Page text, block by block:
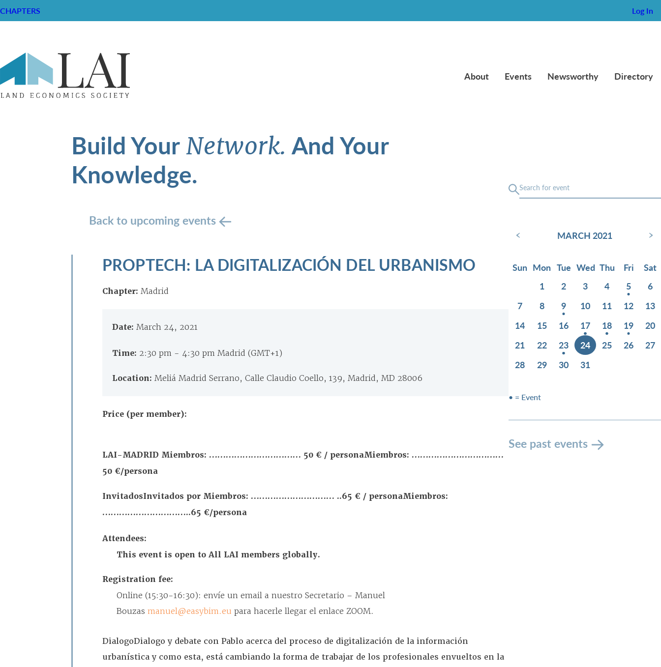
CHAPTERS Log In
About Events Newsworthy Directory
Build YourNetwork. And Your
Knowledge.
Back to upcoming events
PROPTECH: LA DIGITALIZACIÓN DEL URBANISMO
Chapter: Madrid
Date: March 24, 2021
Time: 2:30 pm - 4:30 pm Madrid (GMT+1)
Location: Meliá Madrid Serrano, Calle Claudio Coello, 139, Madrid, MD 28006
Price (per member):
LAI-MADRID Miembros: …………………………… 50 € / personaMiembros: ……………………………
50 €/persona
InvitadosInvitados por Miembros: ………………………… ..65 € / personaMiembros:
…………………………..65 €/persona
Attendees:
This event is open to All LAI members globally.
Registration fee:
Online (15:30-16:30): envíe un email a nuestro Secretario – Manuel
Bouzas manuel@easybim.eu para hacerle llegar el enlace ZOOM.
DialogoDialogo y debate con Pablo acerca del proceso de digitalización de la información
urbanística y como esta, está cambiando la forma de trabajar de los profesionales envueltos en la
‹ MARCH 2021 ›
Sun Mon Tue Wed Thu Fri
Sat
1
2 3 4 5
6
7
8 9 10 11 12
13
14
15 16 17 18 19
20
21
22 23 24 25 26
27
28
29 30 31
• = Event
See past events